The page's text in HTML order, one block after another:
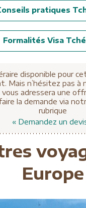
pratiques
Formalités Visa
disponible pour
Mais n’hésitez pas à
vous adressera une
la demande via
rubrique
« Demandez un
Europe